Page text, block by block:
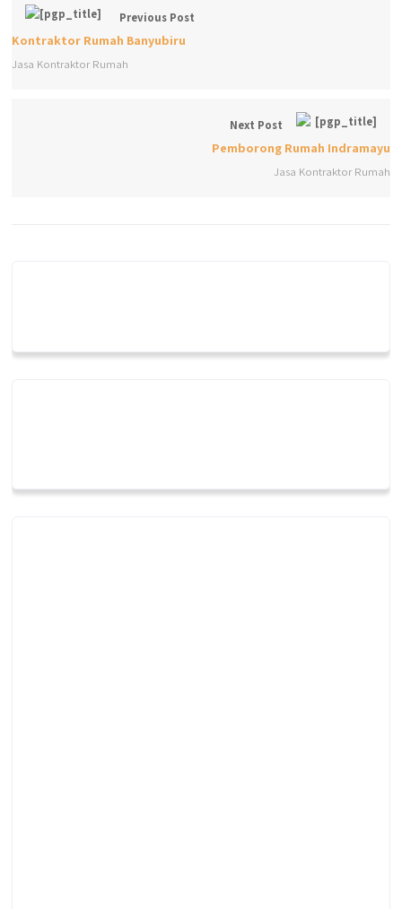
Previous Post
Kontraktor Rumah Banyubiru
Jasa Kontraktor Rumah
Next Post
Pemborong Rumah Indramayu
Jasa Kontraktor Rumah